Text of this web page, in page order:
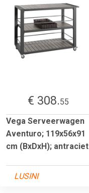
€ 308.55
Vega Serveerwagen
Aventuro; 119x56x91
cm (BxDxH); antraciet
LUSINI